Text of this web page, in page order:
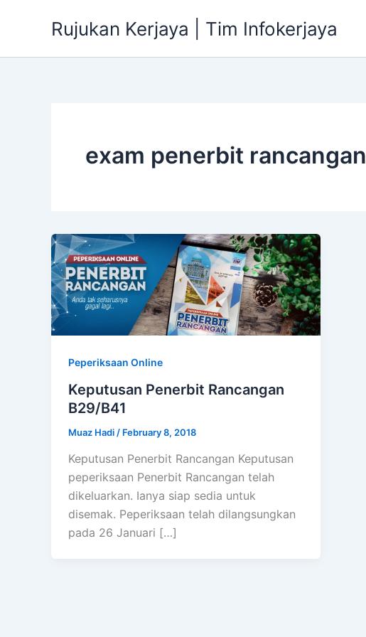
Rujukan Kerjaya | Tim Infokerjaya
exam penerbit rancangan
Peperiksaan Online
Keputusan Penerbit Rancangan
B29/B41
Muaz Hadi / February 8, 2018
Keputusan Penerbit Rancangan Keputusan
peperiksaan Penerbit Rancangan telah
dikeluarkan. Ianya siap sedia untuk
disemak. Peperiksaan telah dilangsungkan
pada 26 Januari […]